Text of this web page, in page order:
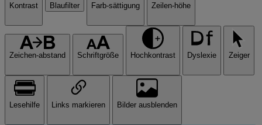
Kontrast Blaufilter Farb-sättigung Zeilen-höhe
Zeichen-abstand Schriftgröße Hochkontrast Dyslexie Zeiger
Lesehilfe Links markieren Bilder ausblenden